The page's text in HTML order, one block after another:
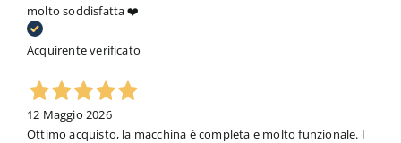
molto soddisfatta ❤️
Acquirente verificato
12 Maggio 2026
Ottimo acquisto, la macchina è completa e molto funzionale. I